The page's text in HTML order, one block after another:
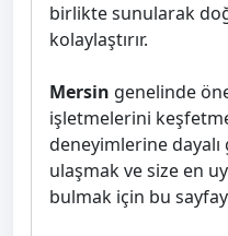
birlikte sunularak
kolaylaştırır.
Mersin genelinde
işletmelerini
deneyimlerine
ulaşmak ve size en
bulmak için bu